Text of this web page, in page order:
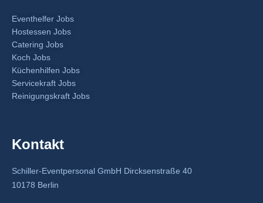
Eventhelfer Jobs
Hostessen Jobs
Catering Jobs
Koch Jobs
Küchenhilfen Jobs
Servicekraft Jobs
Reinigungskraft Jobs
Kontakt
Schiller-Eventpersonal GmbH Dircksenstraße 40
10178 Berlin